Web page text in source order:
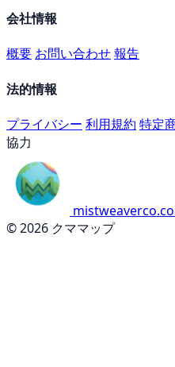
会社情報
概要 お問い合わせ報告
法的情報
プライバシー 利用規約 特定
協力
© 2026 クママップ